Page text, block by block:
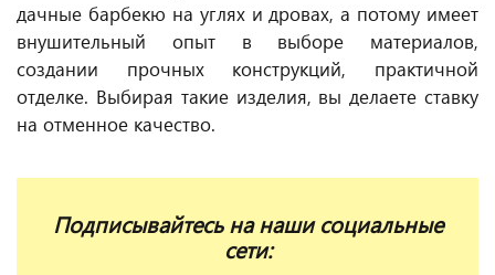
дачные барбекю на углях и дровах, а потому имеет
внушительный опыт в выборе материалов,
создании прочных конструкций, практичной
отделке. Выбирая такие изделия, вы делаете ставку
на отменное качество.
Подписывайтесь на наши социальные
сети: